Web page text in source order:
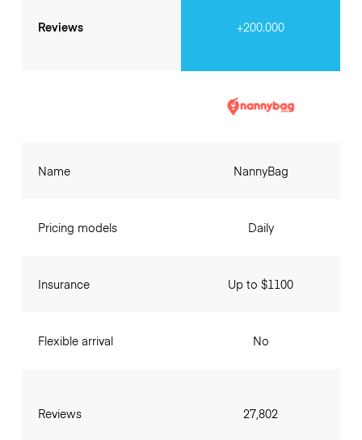
Reviews +200.000
Name
Pricing models
Insurance
Flexible arrival
Reviews
NannyBag
Daily
Up to $1100
No
27,802